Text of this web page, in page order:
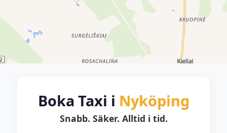
Boka Taxi i Nyköping
Snabb. Säker. Alltid i tid.